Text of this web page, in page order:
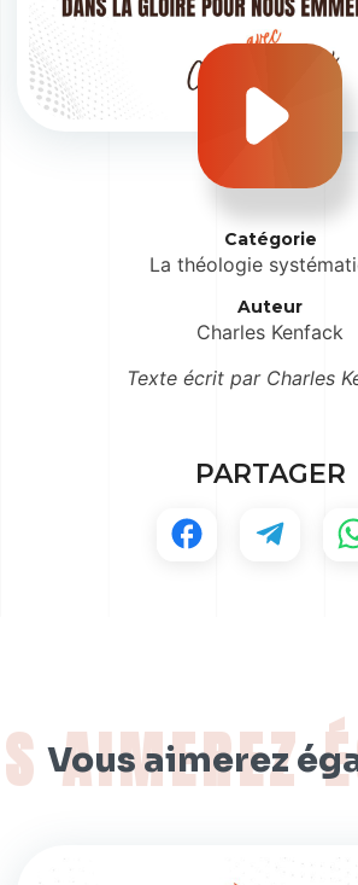
Catégorie
La théologie
Auteur
Charles Kenfack
Texte écrit par Charles
PARTAGER
Vous aimerez